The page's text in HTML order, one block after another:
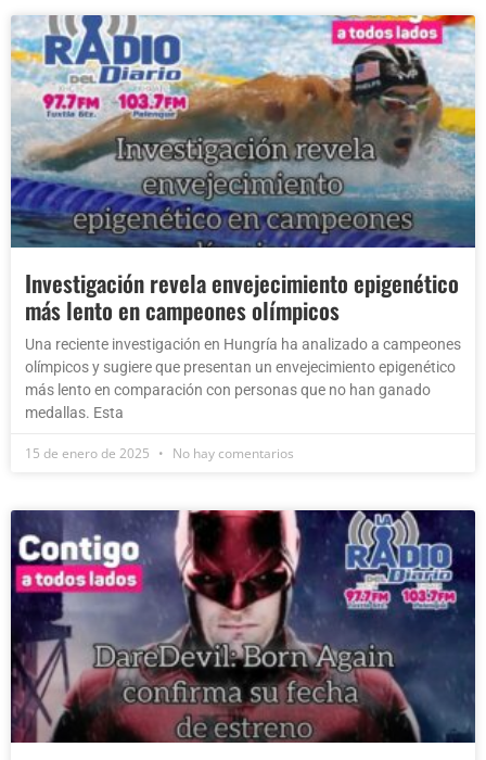
Investigación revela envejecimiento epigenético
más lento en campeones olímpicos
Una reciente investigación en Hungría ha analizado a campeones
olímpicos y sugiere que presentan un envejecimiento epigenético
más lento en comparación con personas que no han ganado
medallas. Esta
15 de enero de 2025 No hay comentarios